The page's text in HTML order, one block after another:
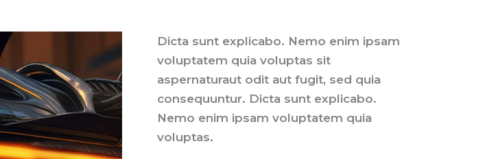
Dicta sunt explicabo. Nemo enim ipsam
voluptatem quia voluptas sit
aspernaturaut odit aut fugit, sed quia
consequuntur. Dicta sunt explicabo.
Nemo enim ipsam voluptatem quia
voluptas.